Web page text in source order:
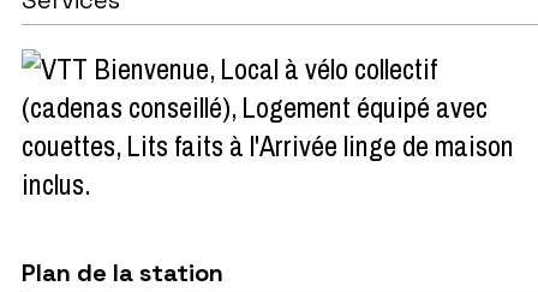
Local à vélo collectif
(cadenas conseillé) Logement équipé avec
couettes Lits faits à l'Arrivée linge de maison
inclus
Plan de la station